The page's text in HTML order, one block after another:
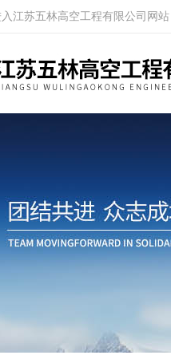
江苏五林高空工程有限公司网站